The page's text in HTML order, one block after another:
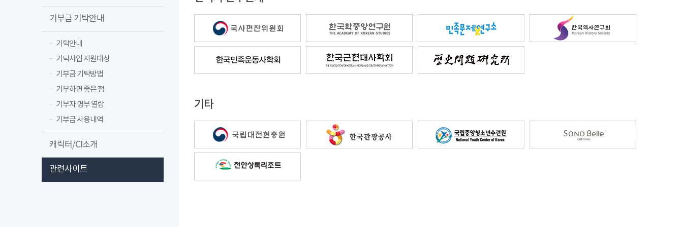
기부금 기탁안내
기탁안내
기탁사업 지원대상
기부금 기탁방법
기부하면 좋은 점
기부자 명부 열람
기부금 사용내역
캐릭터/CI소개
관련사이트
기타